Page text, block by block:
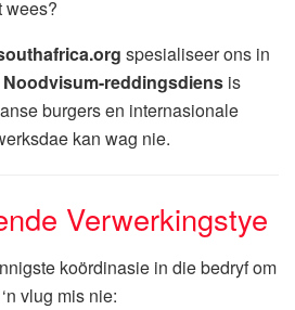
wees?
spesialiseer ons in
Noodvisum-reddingsdiens is
burgers en internasionale
kan wag nie.
Verwerkingstye
koördinasie in die bedryf om
vlug mis nie: